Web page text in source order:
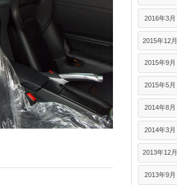
2016年3月
2015年12月
2015年9月
2015年5月
2014年8月
2014年3月
2013年12月
2013年9月